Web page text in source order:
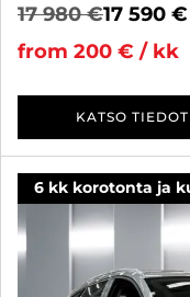
17 980 €17 590 €
from 200 € / kk
KATSO TIEDOT
6 kk korotonta ja